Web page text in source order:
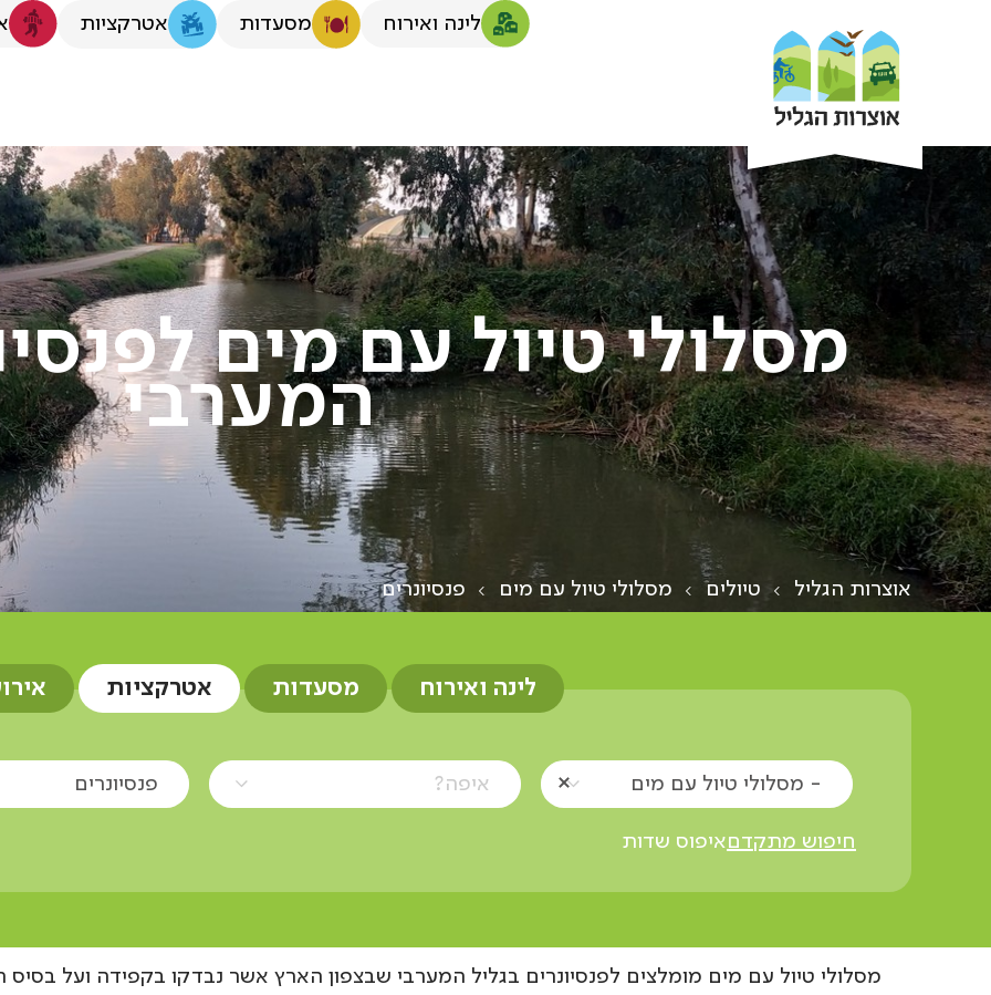
לינה ואירוח מסעדות אטרקציות
מסלולי טיול עם מים
המערבי
אוצרות הגליל טיולים מסלולי טיול עם מים פנסיונרים
לינה ואירוח מסעדות אטרקציות
- מסלולי טיול עם מים איפה? פנסיונרים
חיפוש מתקדםאיפוס שדות
מסלולי טיול עם מים מומלצים לפנסיונרים בגליל המערבי שבצפון הארץ אשר נבדקו בקפידה ועל